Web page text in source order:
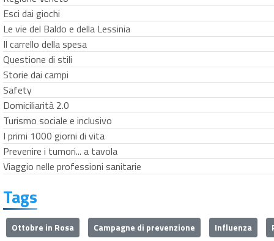
Esci dai giochi
Le vie del Baldo e della Lessinia
Il carrello della spesa
Questione di stili
Storie dai campi
Safety
Domiciliarità 2.0
Turismo sociale e inclusivo
I primi 1000 giorni di vita
Prevenire i tumori... a tavola
Viaggio nelle professioni sanitarie
Tags
Ottobre in Rosa Campagne di prevenzione Influenza